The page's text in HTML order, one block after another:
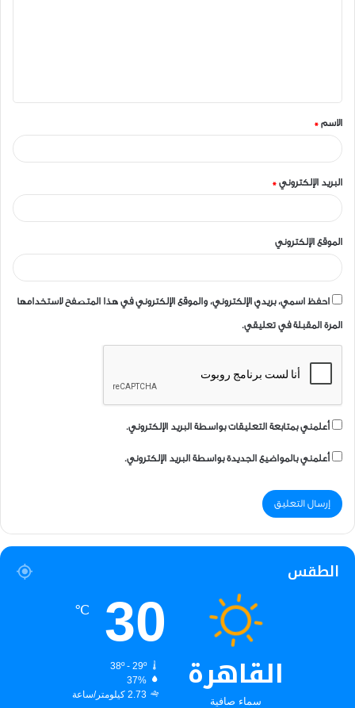
ق
*
الاسم *
البريد الإلكتروني *
الموقع الإلكتروني
احفظ اسمي، بريدي الإلكتروني، والموقع الإلكتروني في هذا المتصفح لاستخدامها
المرة المقبلة في تعليقي.
أعلمني بمتابعة التعليقات بواسطة البريد الإلكتروني.
أعلمني بالمواضيع الجديدة بواسطة البريد الإلكتروني.
الطقس
القاهرة
سماء صافية
30
℃
38º - 29º
37%
2.73 كيلومتر/ساعة